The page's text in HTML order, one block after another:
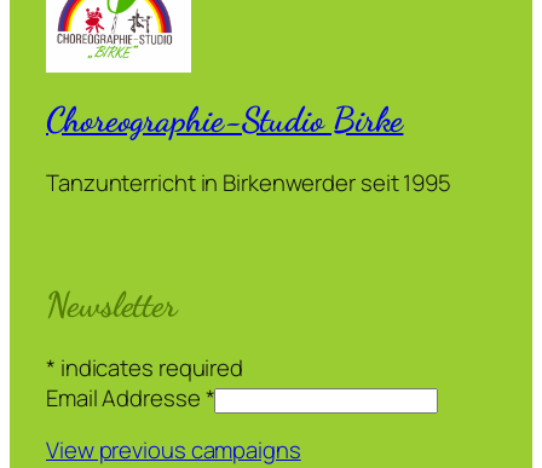
Choreographie-Studio Birke
Tanzunterricht in Birkenwerder seit 1995
Newsletter
* indicates required
Email Addresse*
View previous campaigns